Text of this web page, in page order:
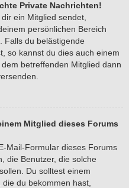
Private Nachrichten!
ein Mitglied sendet,
persönlichen Bereich
Falls du belästigende
so kannst du dies auch einem
betreffenden Mitglied dann
Mitglied dieses Forums
Mail-Formular dieses Forums
die Benutzer, die solche
Du solltest einem
du bekommen hast,